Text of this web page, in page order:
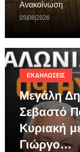
Ανακοίνωση
05|08|2026
ΕΚΔΗΛΏΣΕΙΣ
Μεγάλη
Σεβαστό
Κυριακή
Γιώργο…